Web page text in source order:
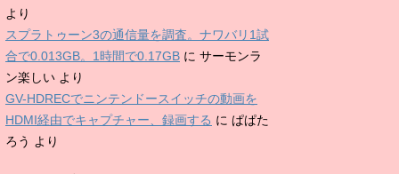
より
スプラトゥーン3の通信量を調査。ナワバリ1試
合で0.013GB。1時間で0.17GB に サーモンラ
ン楽しい より
GV-HDRECでニンテンドースイッチの動画を
HDMI経由でキャプチャー、録画する に ぱぱた
ろう より